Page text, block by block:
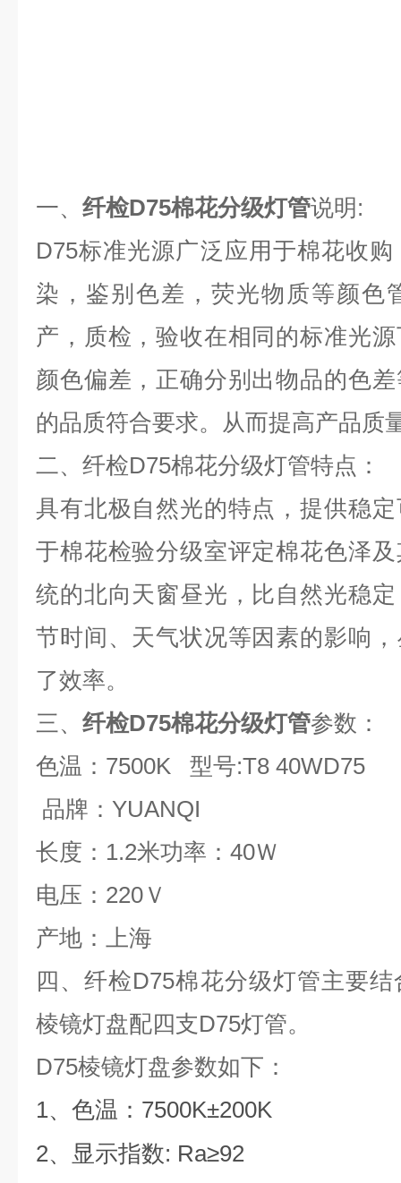
一、 纤检D75棉花分级灯管说明 :
D75标准光源广泛应用于棉花收
染，鉴别色差，荧光物质等颜色
产，质检，验收在相同的标准光
颜色偏差，正确分别出物品的色
的品质符合要求。从而提高产品质
二、 纤检D75棉花分级灯管特点：
具有北极自然光的特点，提供稳
于棉花检验分级室评定棉花色泽
统的北向天窗昼光，比自然光稳
节时间、天气状况等因素的影响
了效率。
三、 纤检D75棉花分级灯管参数：
色温： 7500K 型号:T8 40WD75
品牌：YUANQI
长度： 1.2米功率： 40Ｗ
电压： 220 Ｖ
产地：上海
四、纤检D75棉花分级灯管主要
棱镜灯盘配四支D75灯管。
D75棱镜灯盘参数如下：
1、色温： 7500K±200K
2、显示指数: Ra≥92